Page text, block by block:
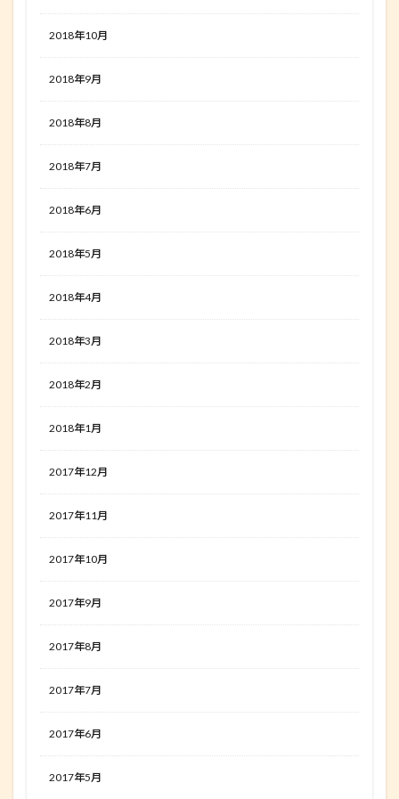
2018年10月
2018年9月
2018年8月
2018年7月
2018年6月
2018年5月
2018年4月
2018年3月
2018年2月
2018年1月
2017年12月
2017年11月
2017年10月
2017年9月
2017年8月
2017年7月
2017年6月
2017年5月